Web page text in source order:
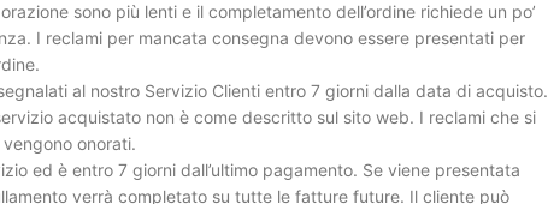
sono più lenti e il completamento dell’ordine richiede un po’
I reclami per mancata consegna devono essere presentati per
al nostro Servizio Clienti entro 7 giorni dalla data di acquisto.
acquistato non è come descritto sul sito web. I reclami che si
onorati.
ed è entro 7 giorni dall’ultimo pagamento. Se viene presentata
verrà completato su tutte le fatture future. Il cliente può